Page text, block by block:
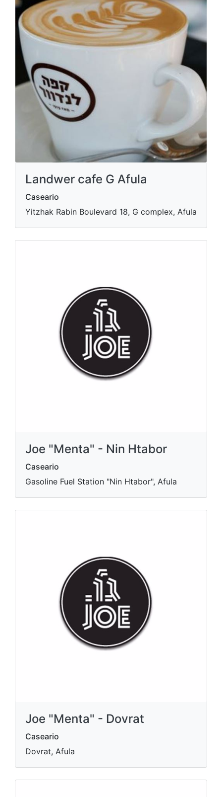
Landwer cafe G Afula
Caseario
Yitzhak Rabin Boulevard 18, G complex, Afula
Joe "Menta" - Nin Htabor
Caseario
Gasoline Fuel Station "Nin Htabor", Afula
Joe "Menta" - Dovrat
Caseario
Dovrat, Afula